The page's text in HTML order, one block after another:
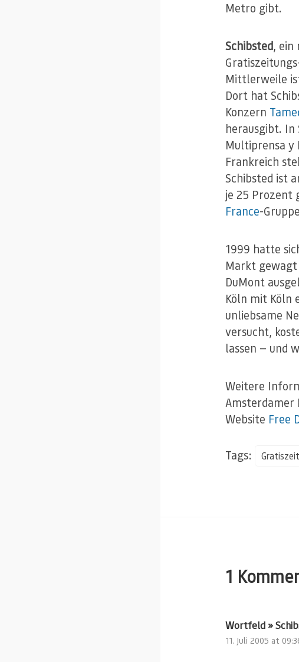
Metro gibt.
Schibsted, ein
Mittlerweile
Dort hat
Konzern
herausgibt. In
Multiprensa y
Frankreich
Schibsted ist
je 25 Prozent
France-
1999 hatte
Markt
DuMont
Köln mit Köln
unliebsame
versucht,
lassen — und
Weitere
Amsterdamer
Website Free
Tags:
1
Wortfeld »
11. Juli 2005 at